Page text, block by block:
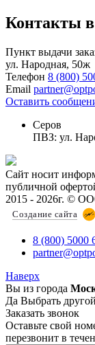
Контакты
Пункт выдачи
ул. Народная, 50ж
Телефон 8 (800)
Email
Оставить
Серов
ПВЗ: ул.
Сайт носит
публичной
2015 - 2026г. ©
Создание сайта
8 (800) 5000
Наверх
Вы из города
Да Выбрать другой
Заказать звонок
Оставьте свой
перезвонит в